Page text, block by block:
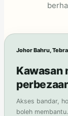
Johor Bahru,
Kawasan
Akses bandar,
boleh